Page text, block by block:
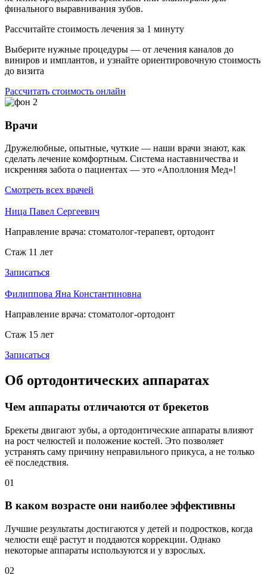
финального выравнивания зубов.
Рассчитайте стоимость лечения за 1 минуту
Выберите нужные процедуры — от лечения каналов до
виниров и имплантов, и узнайте ориентировочную стоимость
до визита
Рассчитать стоимость онлайн
Врачи
Дружелюбные, опытные, чуткие — наши врачи знают, как
сделать лечение комфортным. Система наставничества и
искренняя забота о пациентах — это «Аполлония Мед»!
Смотреть всех врачей
Ница Павел Сергеевич
Направление врача: стоматолог-терапевт, ортодонт
Стаж 11 лет
Записаться
Филиппова Яна Константиновна
Направление врача: стоматолог-ортодонт
Стаж 15 лет
Записаться
Об ортодонтических аппаратах
Чем аппараты отличаются от брекетов
Брекеты двигают зубы, а ортодонтические аппараты влияют
на рост челюстей и положение костей. Это позволяет
устранять саму причину неправильного прикуса, а не только
её последствия.
01
В каком возрасте они наиболее эффективны
Лучшие результаты достигаются у детей и подростков, когда
челюсти ещё растут и поддаются коррекции. Однако
некоторые аппараты используются и у взрослых.
02